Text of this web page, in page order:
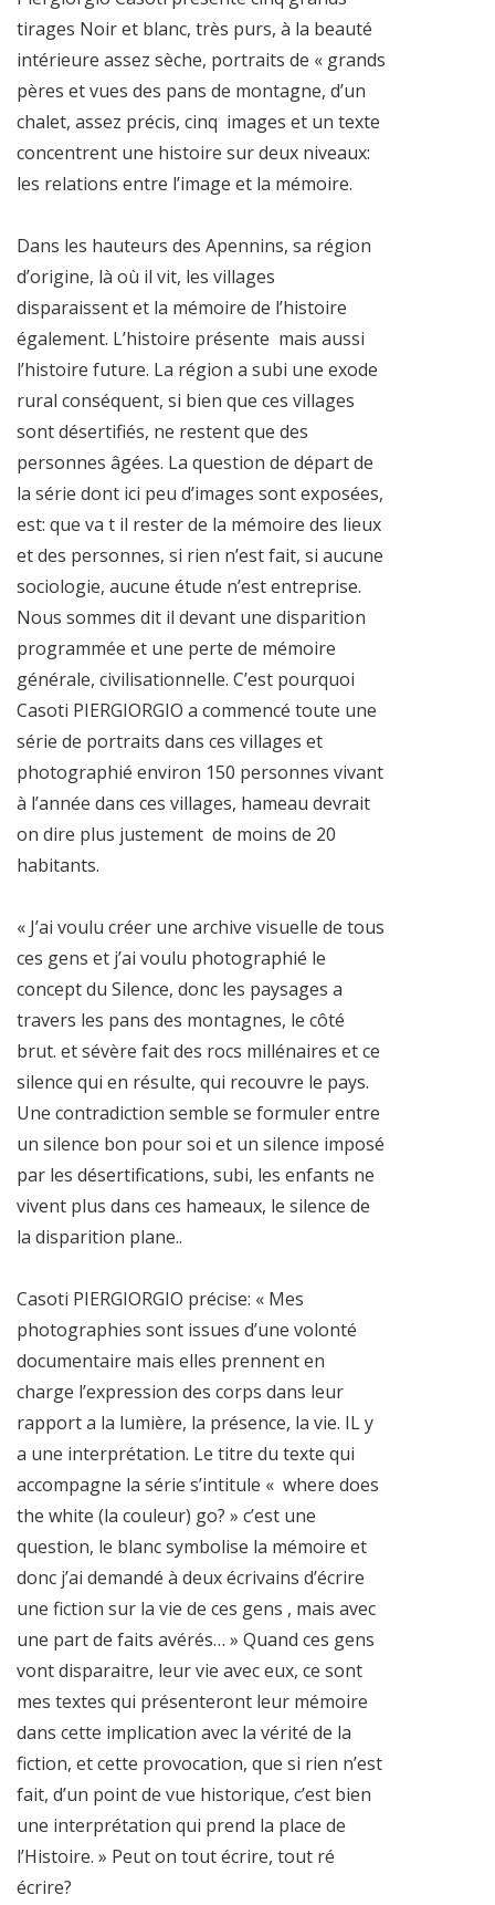
tirages Noir et blanc, très purs, à la beauté
intérieure assez sèche, portraits de « grands
pères et vues des pans de montagne, d’un
chalet, assez précis, cinq images et un texte
concentrent une histoire sur deux niveaux:
les relations entre l’image et la mémoire.
Dans les hauteurs des Apennins, sa région
d’origine, là où il vit, les villages
disparaissent et la mémoire de l’histoire
également. L’histoire présente mais aussi
l’histoire future. La région a subi une exode
rural conséquent, si bien que ces villages
sont désertifiés, ne restent que des
personnes âgées. La question de départ de
la série dont ici peu d’images sont exposées,
est: que va t il rester de la mémoire des lieux
et des personnes, si rien n’est fait, si aucune
sociologie, aucune étude n’est entreprise.
Nous sommes dit il devant une disparition
programmée et une perte de mémoire
générale, civilisationnelle. C’est pourquoi
Casoti PIERGIORGIO a commencé toute une
série de portraits dans ces villages et
photographié environ 150 personnes vivant
à l’année dans ces villages, hameau devrait
on dire plus justement de moins de 20
habitants.
« J’ai voulu créer une archive visuelle de tous
ces gens et j’ai voulu photographié le
concept du Silence, donc les paysages a
travers les pans des montagnes, le côté
brut. et sévère fait des rocs millénaires et ce
silence qui en résulte, qui recouvre le pays.
Une contradiction semble se formuler entre
un silence bon pour soi et un silence imposé
par les désertifications, subi, les enfants ne
vivent plus dans ces hameaux, le silence de
la disparition plane..
Casoti PIERGIORGIO précise: « Mes
photographies sont issues d’une volonté
documentaire mais elles prennent en
charge l’expression des corps dans leur
rapport a la lumière, la présence, la vie. IL y
a une interprétation. Le titre du texte qui
accompagne la série s’intitule « where does
the white (la couleur) go? » c’est une
question, le blanc symbolise la mémoire et
donc j’ai demandé à deux écrivains d’écrire
une fiction sur la vie de ces gens , mais avec
une part de faits avérés… » Quand ces gens
vont disparaitre, leur vie avec eux, ce sont
mes textes qui présenteront leur mémoire
dans cette implication avec la vérité de la
fiction, et cette provocation, que si rien n’est
fait, d’un point de vue historique, c’est bien
une interprétation qui prend la place de
l’Histoire. » Peut on tout écrire, tout ré
écrire?